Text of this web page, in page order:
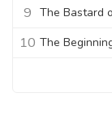
9 The Bastard
10 The